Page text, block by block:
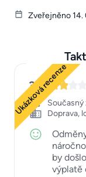
Zveřejněno 14.
Ukázková recenze
3
Doprava,
by
výplatě